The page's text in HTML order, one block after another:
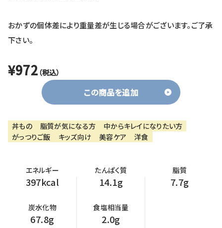
おかずの個体差により重量差が生じる場合がございます。ご了承
下さい。
¥972 （税込）
この商品を追加
丼もの 脂質が気になる方
中からキレイになりたい方
がっつりご飯
キッズ向け 美容ケア 洋食
エネルギー
397kcal
たんぱく質
14.1g
脂質
7.7g
炭水化物
67.8g
食塩相当量
2.0g